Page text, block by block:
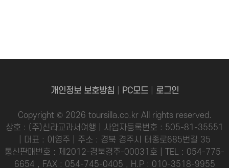
개인정보 보호방침 PC모드| 로그인
Copyright © 2026 toursilla.co.kr All rights reserved.
상호 : (주)신라교과서여행 | 사업자등록번호 : 505-81-35551
| 대표 : 이영주 | 주소 : 경북 경주시 태종로685번길 35
통신판매번호 : 제2012-경북경주-00031호 | TEL : 054-775-
6654 , FAX : 054-745-0405 , H.P : 010-3518-9955